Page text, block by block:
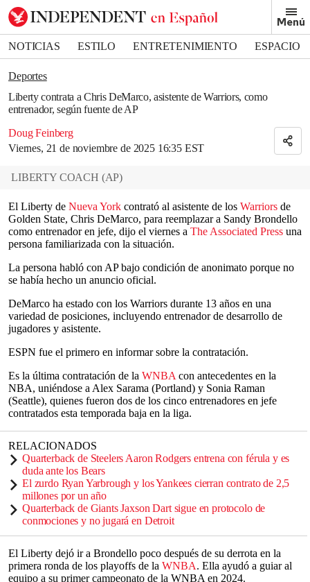
Menú
NOTICIAS ESTILO ENTRETENIMIENTO
ESPACIO
DEPORTES
Deportes
Liberty contrata a Chris DeMarco, asistente de Warriors, como
entrenador, según fuente de AP
Doug Feinberg
Viernes, 21 de noviembre de 2025 16:35 EST
Bookmark popover
Removed from bookmarks
Close popover
LIBERTY COACH (AP)
El Liberty de Nueva York contrató al asistente de los Warriors de
Golden State, Chris DeMarco, para reemplazar a Sandy Brondello
como entrenador en jefe, dijo el viernes a The Associated Press una
persona familiarizada con la situación.
La persona habló con AP bajo condición de anonimato porque no
se había hecho un anuncio oficial.
DeMarco ha estado con los Warriors durante 13 años en una
variedad de posiciones, incluyendo entrenador de desarrollo de
jugadores y asistente.
ESPN fue el primero en informar sobre la contratación.
Es la última contratación de la WNBA con antecedentes en la
NBA, uniéndose a Alex Sarama (Portland) y Sonia Raman
(Seattle), quienes fueron dos de los cinco entrenadores en jefe
contratados esta temporada baja en la liga.
RELACIONADOS
Quarterback de Steelers Aaron Rodgers entrena con férula y es
duda ante los Bears
El zurdo Ryan Yarbrough y los Yankees cierran contrato de 2,5
millones por un año
Quarterback de Giants Jaxson Dart sigue en protocolo de
conmociones y no jugará en Detroit
El Liberty dejó ir a Brondello poco después de su derrota en la
primera ronda de los playoffs de la WNBA. Ella ayudó a guiar al
equipo a su primer campeonato de la WNBA en 2024.